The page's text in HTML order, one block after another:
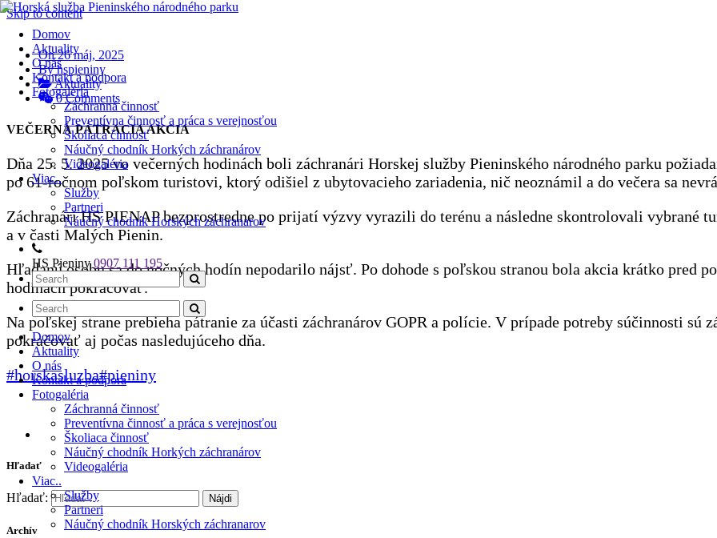
Skip to content
Číslo záchrannej služby: 0907 111 195
Domov
Aktuality
O nás
Kontakt a podpora
Fotogaléria
Záchranná činnosť
Preventívna činnosť a práca s verejnosťou
Školiaca činnosť
Náučný chodník Horkých záchranárov
Videogaléria
Viac..
Služby
Partneri
Náučný chodník Horských záchranarov
HS Pieniny 0907 111 195
Domov
Aktuality
O nás
Kontakt a podpora
Fotogaléria
Záchranná činnosť
Preventívna činnosť a práca s verejnosťou
Školiaca činnosť
Náučný chodník Horkých záchranárov
Videogaléria
Viac..
Služby
Partneri
Náučný chodník Horských záchranarov
On 26 máj, 2025
By hspieniny
Aktuality
0 Comments
VEČERNÁ PÁTRACIA AKCIA
Dňa 25. 5. 2025 vo večerných hodinách boli záchranári Horskej služby Pieninského národného parku
po 61-ročnom poľskom turistovi, ktorý odišiel z ubytovacieho zariadenia, nič neoznámil a do večera sa
Záchranári HS PIENAP bezprostredne po prijatí výzvy vyrazili do terénu a následne skontrolovali vybrané
a v časti Malých Pienin.
Hľadanú osobu sa do nočných hodín nepodarilo nájsť. Po dohode s poľskou stranou bola akcia krátko pred
hodinách pokračovať.
Na poľskej strane prebieha pátranie za účasti záchranárov GOPR a polície. V prípade potreby súčinnosti sú
pokračovať aj počas nasledujúceho dňa.
#horskasluzba#pieniny
Hľadať
Hľadať:
Archív